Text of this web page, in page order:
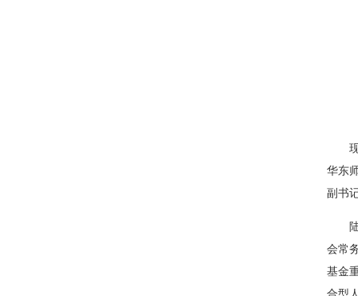
华东
副书
会常
基金